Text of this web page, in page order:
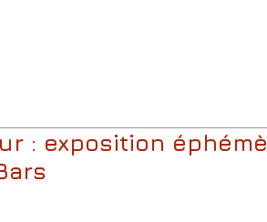
: exposition